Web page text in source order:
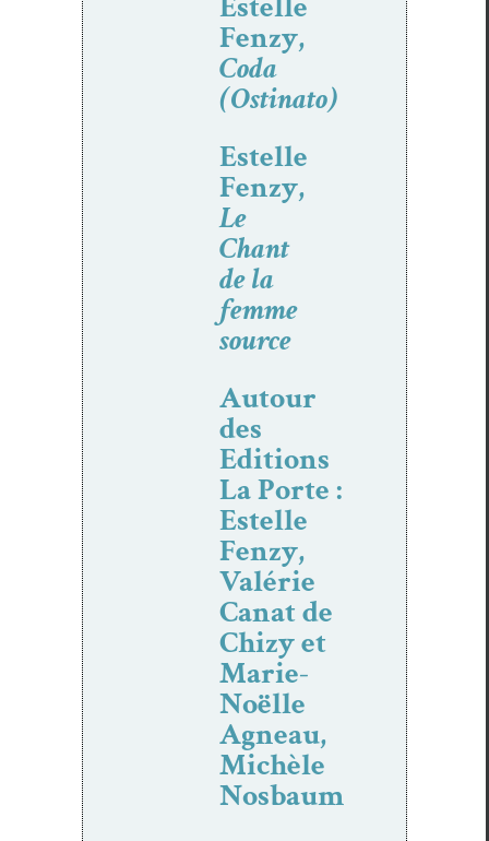
Fenzy,
Coda
(Ostinato)
Estelle
Fenzy,
Le
Chant
de la
femme
source
Autour
des
Editions
La Porte :
Estelle
Fenzy,
Valérie
Canat de
Chizy et
Marie-
Noëlle
Agneau,
Michèle
Nosbaum